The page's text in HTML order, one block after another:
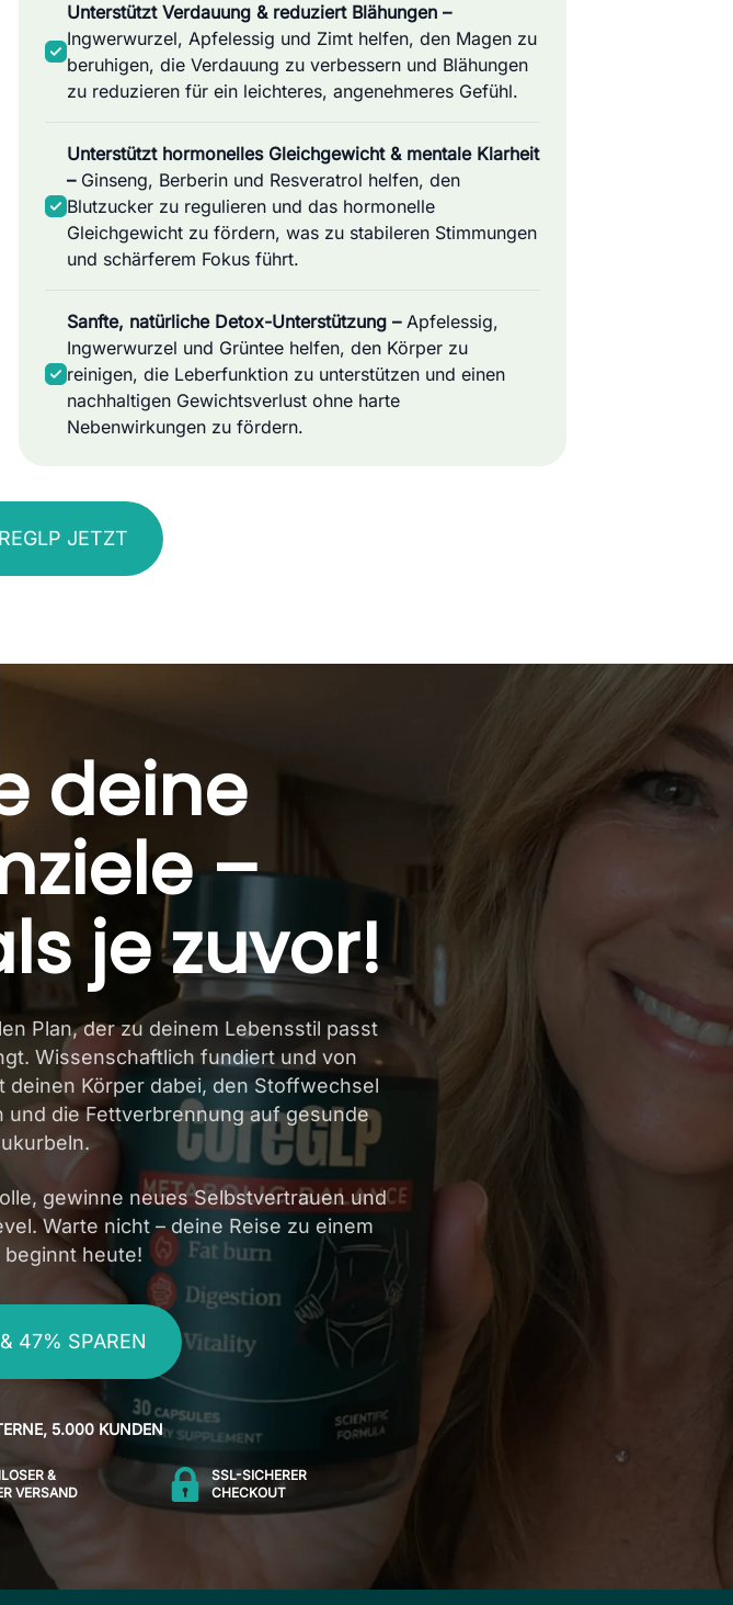
Unterstützt Verdauung & reduziert Blähungen –
Ingwerwurzel, Apfelessig und Zimt helfen, den Magen zu
beruhigen, die Verdauung zu verbessern und Blähungen
zu reduzieren für ein leichteres, angenehmeres Gefühl.
Unterstützt hormonelles Gleichgewicht & mentale Klarheit
–Ginseng, Berberin und Resveratrol helfen, den
Blutzucker zu regulieren und das hormonelle
Gleichgewicht zu fördern, was zu stabileren Stimmungen
und schärferem Fokus führt.
Sanfte, natürliche Detox-Unterstützung –Apfelessig,
Ingwerwurzel und Grüntee helfen, den Körper zu
reinigen, die Leberfunktion zu unterstützen und einen
nachhaltigen Gewichtsverlust ohne harte
Nebenwirkungen zu fördern.
JETZT
deine
–
je zuvor!
Plan, der zu deinem Lebensstil passt
Wissenschaftlich fundiert und von
Körper dabei, den Stoffwechsel
die Fettverbrennung auf gesunde
gewinne neues Selbstvertrauen und
Warte nicht – deine Reise zu einem
heute!
47% SPAREN
5.000 KUNDEN
&
VERSAND
SSL-SICHERER
CHECKOUT